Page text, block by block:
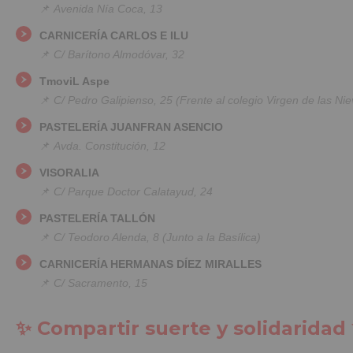
📌 Avenida Nía Coca, 13
CARNICERÍA CARLOS E ILU
📌 C/ Barítono Almodóvar, 32
TmoviL Aspe
📌 C/ Pedro Galipienso, 25 (Frente al colegio Virgen de las
PASTELERÍA JUANFRAN ASENCIO
📌 Avda. Constitución, 12
VISORALIA
📌 C/ Parque Doctor Calatayud, 24
PASTELERÍA TALLÓN
📌 C/ Teodoro Alenda, 8 (Junto a la Basílica)
CARNICERÍA HERMANAS DÍEZ MIRALLES
📌 C/ Sacramento, 15
✨ Compartir suerte y solidaridad